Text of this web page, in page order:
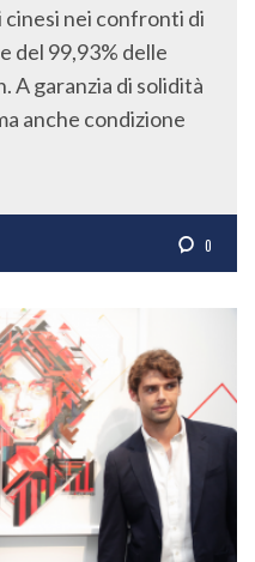
cinesi nei confronti di
del 99,93% delle
A garanzia di solidità
anche condizione
0